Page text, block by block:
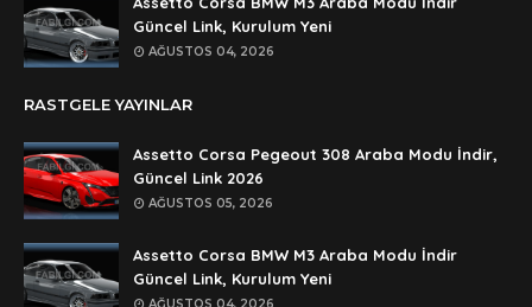
Anonymous
rar dosyasının şifresi nedir
Anonymous
lan şifre ne şifre
şifre ne
Güncel Link, Kurulum Yeni
AĞUSTOS 04, 2026
RASTGELE YAYINLAR
Assetto Corsa Pegeout 308 Araba Modu İndir,
Güncel Link 2026
AĞUSTOS 05, 2026
Assetto Corsa BMW M3 Araba Modu İndir
Güncel Link, Kurulum Yeni
AĞUSTOS 04, 2026